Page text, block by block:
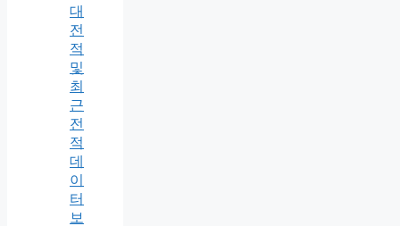
대
전
적
및
최
근
전
적
데
이
터
보